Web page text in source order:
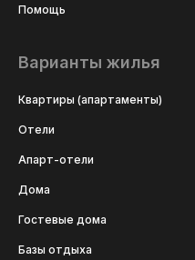
Помощь
Варианты жилья
Квартиры (апартаменты)
Отели
Апарт-отели
Дома
Гостевые дома
Базы отдыха